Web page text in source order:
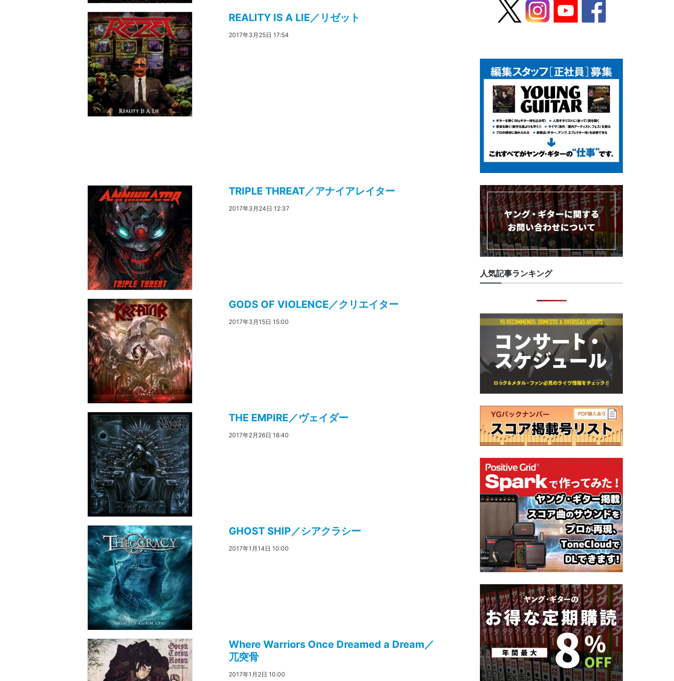
REALITY IS A LIE／リゼット
2017年3月25日 17:54
TRIPLE THREAT／アナイアレイター
2017年3月24日 12:37
GODS OF VIOLENCE／クリエイター
2017年3月15日 15:00
THE EMPIRE／ヴェイダー
2017年2月26日 18:40
GHOST SHIP／シアクラシー
2017年1月14日 10:00
Where Warriors Once Dreamed a Dream／
兀突骨
2017年1月2日 10:00
人気記事ランキング